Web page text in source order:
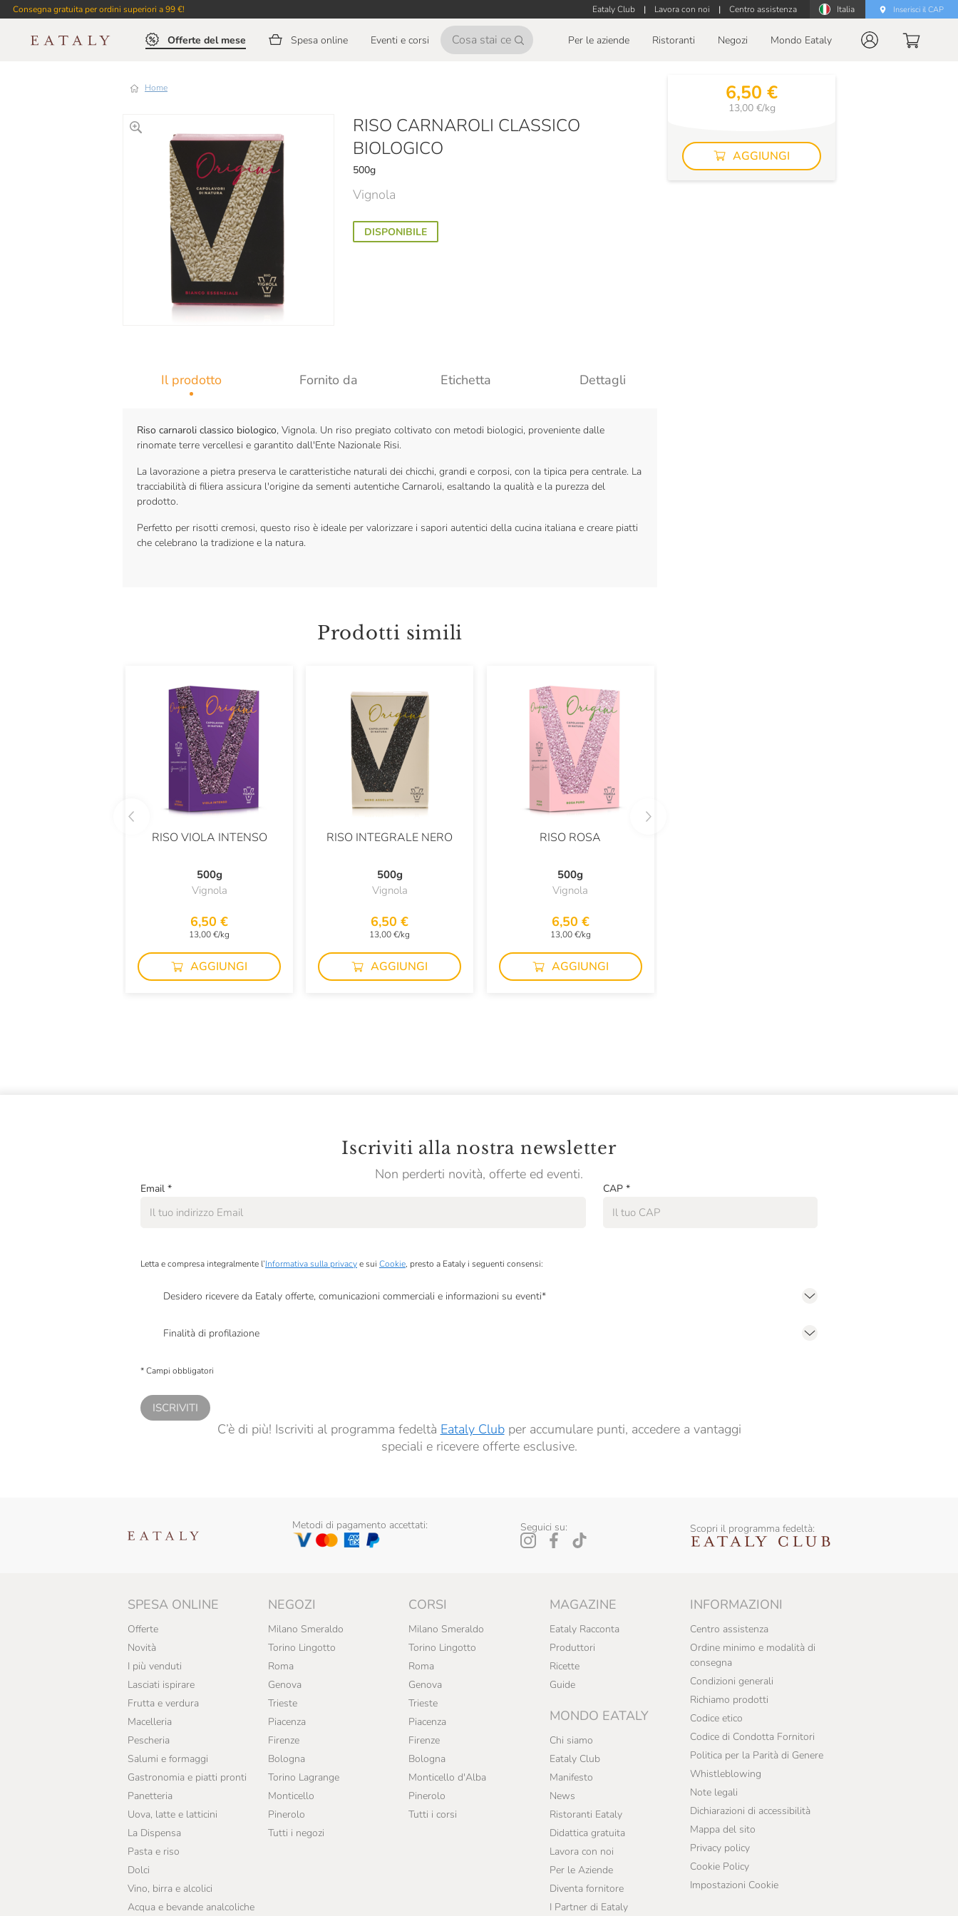
Consegna gratuita per ordini superiori a 99 €! Eataly Club | Lavora con noi | Centro assistenza Italia Inserisci il CAP
Offerte del mese Spesa online Eventi e corsi Per le aziende Ristoranti Negozi Mondo Eataly
Home
RISO CARNAROLI CLASSICO
BIOLOGICO
500g
Vignola
DISPONIBILE
Il prodotto Fornito da Etichetta Dettagli
Riso carnaroli classico biologico, Vignola. Un riso pregiato coltivato con metodi biologici, proveniente dalle
rinomate terre vercellesi e garantito dall'Ente Nazionale Risi.
La lavorazione a pietra preserva le caratteristiche naturali dei chicchi, grandi e corposi, con la tipica pera centrale. La
tracciabilità di filiera assicura l'origine da sementi autentiche Carnaroli, esaltando la qualità e la purezza del
prodotto.
Perfetto per risotti cremosi, questo riso è ideale per valorizzare i sapori autentici della cucina italiana e creare piatti
che celebrano la tradizione e la natura.
Prodotti simili
RISO VIOLA INTENSO
500g
Vignola
6,50 €
13,00 €/kg
AGGIUNGI
RISO INTEGRALE NERO
500g
Vignola
6,50 €
13,00 €/kg
AGGIUNGI
RISO ROSA
500g
Vignola
6,50 €
13,00 €/kg
AGGIUNGI
6,50 €
13,00 €/kg
AGGIUNGI
Iscriviti alla nostra newsletter
Non perderti novità, offerte ed eventi.
Email * CAP *
Letta e compresa integralmente l’Informativa sulla privacye sui Cookie, presto a Eataly i seguenti consensi:
Desidero ricevere da Eataly offerte, comunicazioni commerciali e informazioni su eventi*
Finalità di profilazione
* Campi obbligatori
ISCRIVITI
C’è di più! Iscriviti al programma fedeltà Eataly Clubper accumulare punti, accedere a vantaggi
speciali e ricevere offerte esclusive.
Metodi di pagamento accettati: Seguici su: Scopri il programma fedeltà:
SPESA ONLINE
Offerte
Novità
I più venduti
Lasciati ispirare
Frutta e verdura
Macelleria
Pescheria
Salumi e formaggi
Gastronomia e piatti pronti
Panetteria
Uova, latte e latticini
La Dispensa
Pasta e riso
Dolci
Vino, birra e alcolici
Acqua e bevande analcoliche
NEGOZI
Milano Smeraldo
Torino Lingotto
Roma
Genova
Trieste
Piacenza
Firenze
Bologna
Torino Lagrange
Monticello
Pinerolo
Tutti i negozi
CORSI
Milano Smeraldo
Torino Lingotto
Roma
Genova
Trieste
Piacenza
Firenze
Bologna
Monticello d'Alba
Pinerolo
Tutti i corsi
MAGAZINE
Eataly Racconta
Produttori
Ricette
Guide
MONDO EATALY
Chi siamo
Eataly Club
Manifesto
News
Ristoranti Eataly
Didattica gratuita
Lavora con noi
Per le Aziende
Diventa fornitore
I Partner di Eataly
INFORMAZIONI
Centro assistenza
Ordine minimo e modalità di
consegna
Condizioni generali
Richiamo prodotti
Codice etico
Codice di Condotta Fornitori
Politica per la Parità di Genere
Whistleblowing
Note legali
Dichiarazioni di accessibilità
Mappa del sito
Privacy policy
Cookie Policy
Impostazioni Cookie